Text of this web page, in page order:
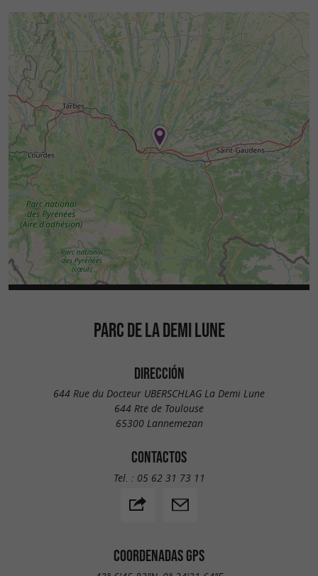
PARC DE LA DEMI LUNE
DIRECCIÓN
644 Rue du Docteur UBERSCHLAG La Demi Lune
644 Rte de Toulouse
65300 Lannemezan
CONTACTOS
Tel. : 05 62 31 73 11
COORDENADAS GPS